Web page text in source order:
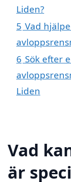
Liden?
5 Vad
6 Sök efter
Liden
Vad
är